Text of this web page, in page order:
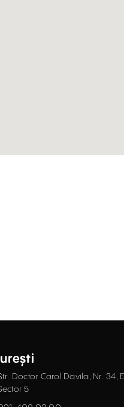
Doctor Carol Davila, Nr. 34,
5